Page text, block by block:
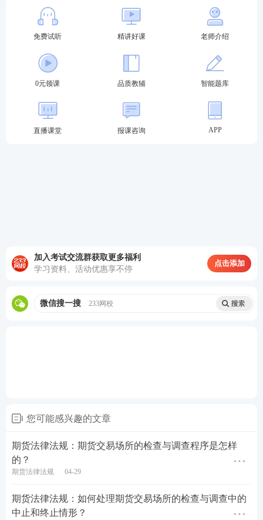
被调查的会员终止运营；
被调查的从业人员死亡；
被调查的当事人履行经协会认可的纠正涉嫌违规行
为，赔偿有关投资者损失，消除损害或者不良影响的
三、调查报告与处理建议
予以结案；
违规行为超过2年的，不予纪律惩戒，法律、行政法
涉嫌违反相关自律规则，符合《中国期货业协会批评
机关处理。
对于涉嫌违反相关自律规则的情况，期货业协会将根
据调查结果和处理建议，作出相应的纪律惩戒决定。
当事人如对纪律惩戒决定不服，可以在规定时间内向
申诉委员会提出申诉。申诉委员会将受理并审查申
免费试听 精讲好课 老师介绍
0元领课 品质教辅 智能题库
直播课堂 报课咨询 APP
加入考试交流群获取更多福利
学习资料、活动优惠享不停
点击添加
微信搜一搜 233网校
您可能感兴趣的文章
期货法律法规：期货交易场所的检查与调查程序是怎样
的？
期货法律法规 04-29
期货法律法规：如何处理期货交易场所的检查与调查中的
中止和终止情形？